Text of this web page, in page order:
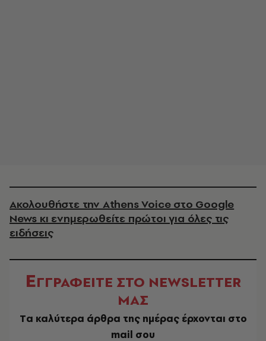
Ακολουθήστε την Athens Voice στο Google
News κι ενημερωθείτε πρώτοι για όλες τις
ειδήσεις
ΕΓΓΡΑΦΕΙΤΕ ΣΤΟ NEWSLETTER
ΜΑΣ
Tα καλύτερα άρθρα της ημέρας έρχονται στο
mail σου